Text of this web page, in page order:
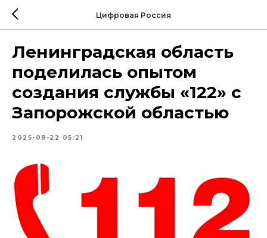
Цифровая Россия
Ленинградская область
поделилась опытом
создания службы «122» с
Запорожской областью
2025-08-22 05:21